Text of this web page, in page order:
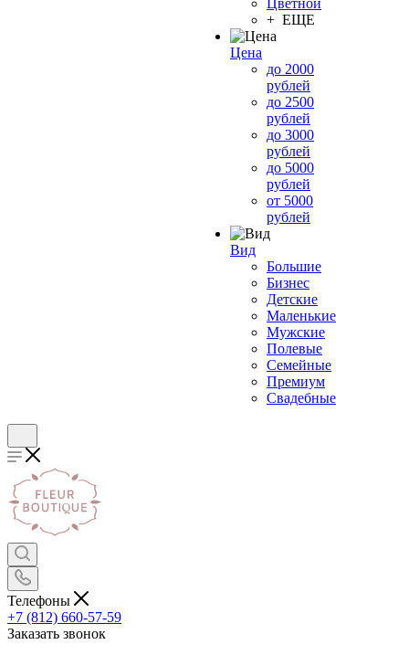
Цветной
+ ЕЩЕ
Цена
до 2000
рублей
до 2500
рублей
до 3000
рублей
до 5000
рублей
от 5000
рублей
Вид
Большие
Бизнес
Детские
Маленькие
Мужские
Полевые
Семейные
Премиум
Свадебные
Телефоны
+7 (812) 660-57-59
Заказать звонок